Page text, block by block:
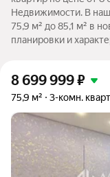
Недвижимости. В
75,9 м² до 85,1 м² в
планировки и
8 699 999₽
75,9 м² 3-комн.